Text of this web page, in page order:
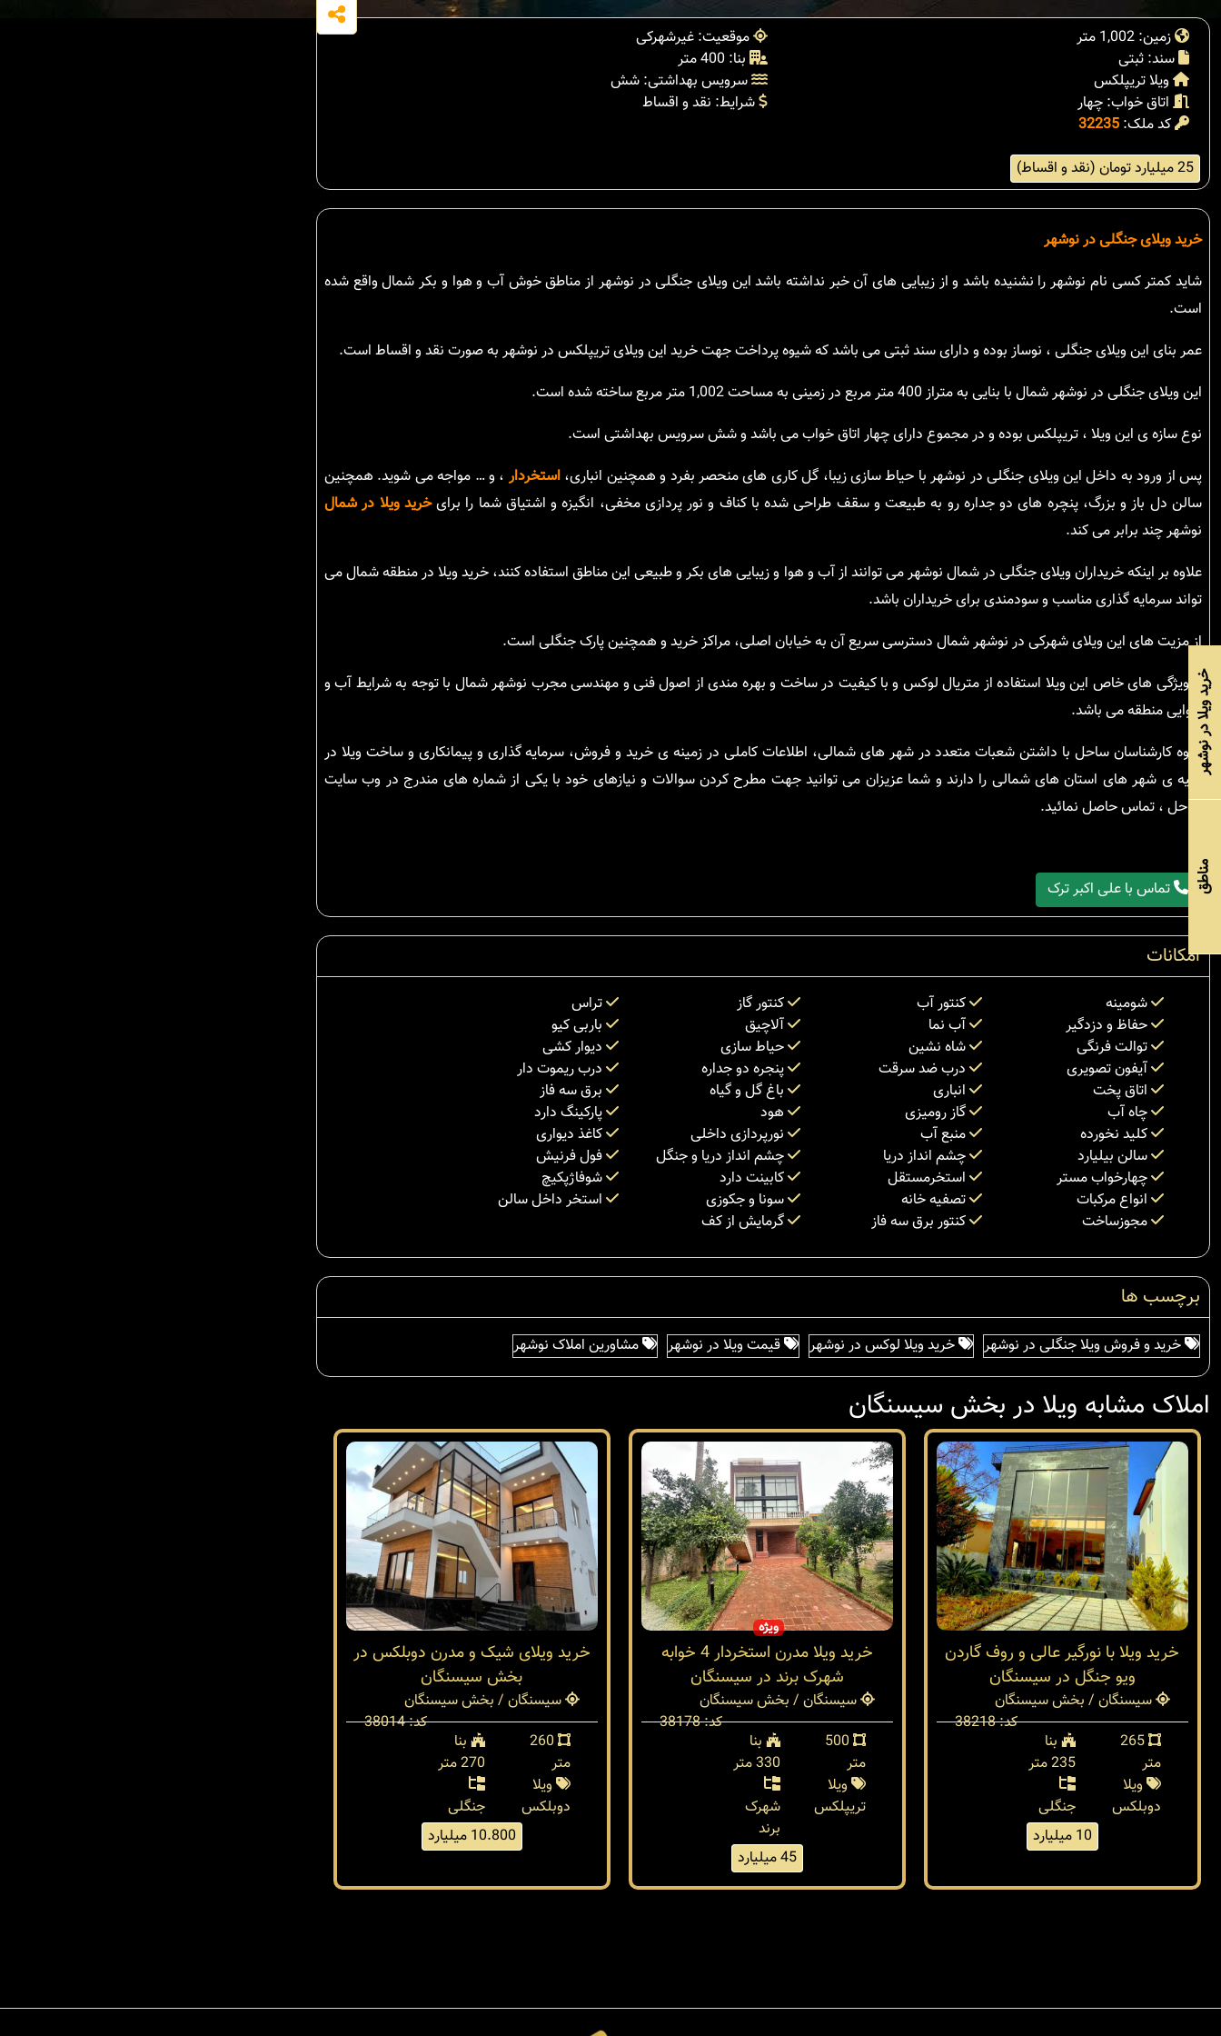
زمین: 1,002 متر
موقعیت: غیرشهرکی
سند: ثبتی
بنا: 400 متر
ویلا تریپلکس
سرویس بهداشتی: شش
اتاق خواب: چهار
شرایط: نقد و اقساط
کد ملک: 32235
25 میلیارد تومان (نقد و اقساط)
خرید ویلای جنگلی در نوشهر
شاید کمتر کسی نام نوشهر را نشنیده باشد و از زیبایی های آن خبر نداشته باشد این ویلای جنگلی در نوشهر از مناطق خوش آب و هوا و بکر شمال واقع شده
است.
عمر بنای این ویلای جنگلی ، نوساز بوده و دارای سند ثبتی می باشد که شیوه پرداخت جهت خرید این ویلای تریپلکس در نوشهر به صورت نقد و اقساط است.
این ویلای جنگلی در نوشهر شمال با بنایی به متراز 400 متر مربع در زمینی به مساحت 1,002 متر مربع ساخته شده است.
نوع سازه ی این ویلا ، تریپلکس بوده و در مجموع دارای چهار اتاق خواب می باشد و شش سرویس بهداشتی است.
پس از ورود به داخل این ویلای جنگلی در نوشهر با حیاط سازی زیبا، گل کاری های منحصر بفرد و همچنین انباری،استخردار ، و … مواجه می شوید. همچنین
سالن دل باز و بزرگ، پنچره های دو جداره رو به طبیعت و سقف طراحی شده با کناف و نور پردازی مخفی، انگیزه و اشتیاق شما را برایخرید ویلا در شمال
نوشهر چند برابر می کند.
علاوه بر اینکه خریداران ویلای جنگلی در شمال نوشهر می توانند از آب و هوا و زیبایی های بکر و طبیعی این مناطق استفاده کنند، خرید ویلا در منطقه شمال می
تواند سرمایه گذاری مناسب و سودمندی برای خریداران باشد.
از مزیت های این ویلای شهرکی در نوشهر شمال دسترسی سریع آن به خیابان اصلی، مراکز خرید و همچنین پارک جنگلی است.
از ویژگی های خاص این ویلا استفاده از متریال لوکس و با کیفیت در ساخت و بهره مندی از اصول فنی و مهندسی مجرب نوشهر شمال با توجه به شرایط آب و
هوایی منطقه می باشد.
گروه کارشناسان ساحل با داشتن شعبات متعدد در شهر های شمالی، اطلاعات کاملی در زمینه ی خرید و فروش، سرمایه گذاری و پیمانکاری و ساخت ویلا در
کلیه ی شهر های استان های شمالی را دارند و شما عزیزان می توانید جهت مطرح کردن سوالات و نیازهای خود با یکی از شماره های مندرج در وب سایت
ساحل ، تماس حاصل نمائید.
تماس با علی اکبر ترک
امکانات
شومینه کنتور آب کنتور گاز
تراس
حفاظ و دزدگیر
آب نما آلاچیق
باربی کیو
توالت فرنگی
شاه نشین حیاط سازی
دیوار کشی
آیفون تصویری
درب ضد سرقت پنجره دو جداره
درب ریموت دار
اتاق پخت
انباری باغ گل و گیاه
برق سه فاز
چاه آب
گاز رومیزی هود
پارکینگ دارد
کلید نخورده
منبع آب نورپردازی داخلی
کاغذ دیواری
سالن بیلیارد
چشم انداز دریا چشم انداز دریا و جنگل
فول فرنیش
چهارخواب مستر
استخرمستقل کابینت دارد
شوفاژپکیچ
انواع مرکبات
تصفیه خانه سونا و جکوزی
استخر داخل سالن
مجوزساخت
کنتور برق سه فاز گرمایش از کف
برچسب ها
خرید و فروش ویلا جنگلی در نوشهر خرید ویلا لوکس در نوشهر قیمت ویلا در نوشهر مشاورین املاک نوشهر
املاک مشابه ویلا در بخش سیسنگان
خرید ویلا با نورگیر عالی و روف گاردن
ویو جنگل در سیسنگان
سیسنگان / بخش سیسنگان
کد: 38218
265
متر
بنا
235 متر
ویلا
دوبلکس
جنگلی
10 میلیارد
ویژه
خرید ویلا مدرن استخردار 4 خوابه
شهرک برند در سیسنگان
سیسنگان / بخش سیسنگان
کد: 38178
500
متر
بنا
330 متر
ویلا
تریپلکس
شهرک
برند
45 میلیارد
خرید ویلای شیک و مدرن دوبلکس در
بخش سیسنگان
سیسنگان / بخش سیسنگان
کد: 38014
260
متر
بنا
270 متر
ویلا
دوبلکس
جنگلی
10.800 میلیارد
خرید ویلا در نوشهر
مناطق